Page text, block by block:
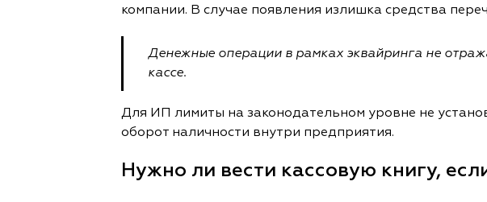
компании. В случае появления излишка средства
Денежные операции в рамках эквайринга не
кассе.
Для ИП лимиты на законодательном уровне не
оборот наличности внутри предприятия.
Нужно ли вести кассовую книгу,